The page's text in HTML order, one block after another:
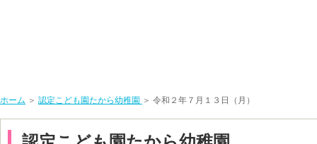
ホーム ＞ 認定こども園たから幼稚園 ＞ 令和２年７月１３日（月）